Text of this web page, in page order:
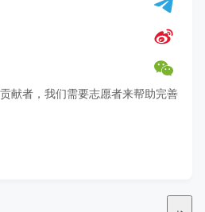
献者，我们需要志愿者来帮助完善